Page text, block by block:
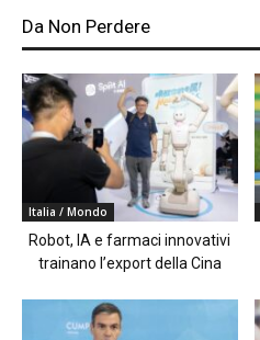
Da Non Perdere
Italia / Mondo
Robot, IA e farmaci innovativi
trainano l’export della Cina